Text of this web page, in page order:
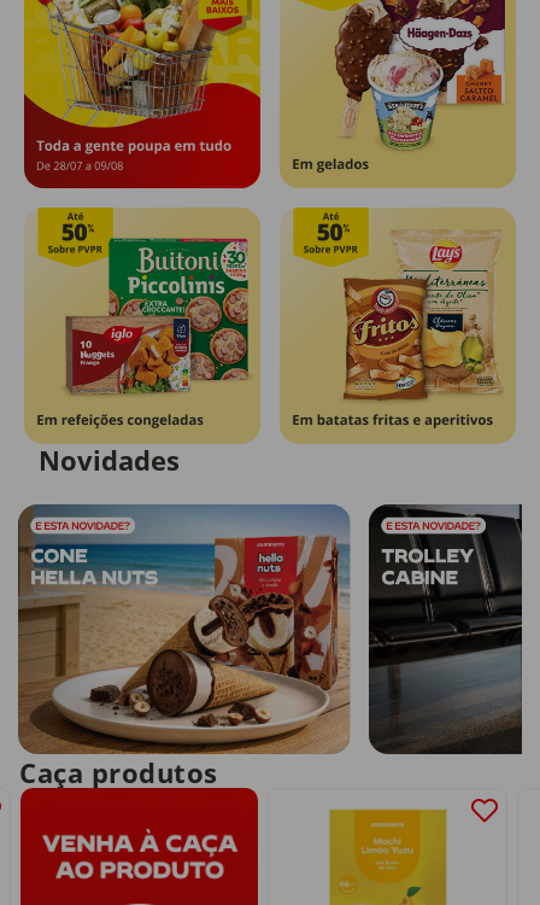
Novidades
Caça produtos